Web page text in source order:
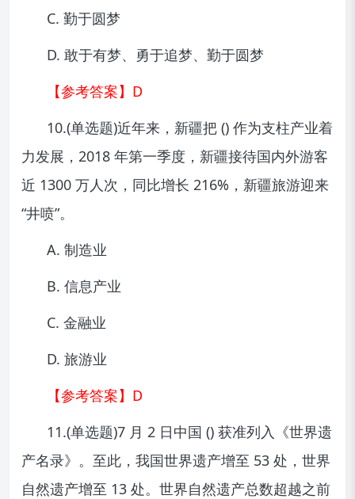
C. 勤于圆梦
D. 敢于有梦、勇于追梦、勤于圆梦
【参考答案】D
10.(单选题)近年来，新疆把 () 作为支柱产业着
力发展，2018 年第一季度，新疆接待国内外游客
近 1300 万人次，同比增长 216%，新疆旅游迎来
“井喷”。
A. 制造业
B. 信息产业
C. 金融业
D. 旅游业
【参考答案】D
11.(单选题)7 月 2 日中国 () 获准列入《世界遗
产名录》。至此，我国世界遗产增至 53 处，世界
自然遗产增至 13 处。世界自然遗产总数超越之前